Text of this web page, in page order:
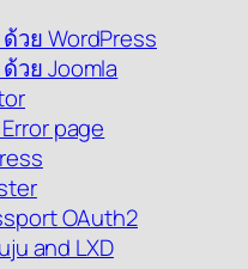
วย WordPress
วย Joomla
page
OAuth2
and LXD